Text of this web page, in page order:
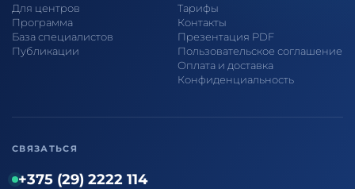
Для центров
Программа
База специалистов
Публикации
Тарифы
Контакты
Презентация PDF
Пользовательское соглашение
Оплата и доставка
Конфиденциальность
СВЯЗАТЬСЯ
+375 (29) 2222 114